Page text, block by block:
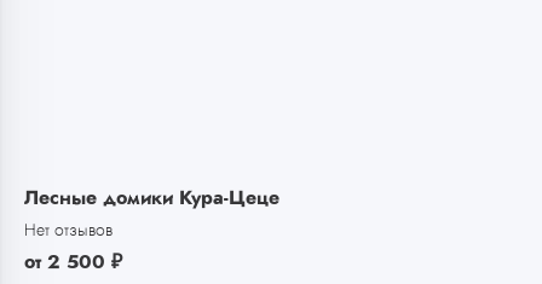
Лесные домики Кура-Цеце
Нет отзывов
от 2 500 ₽